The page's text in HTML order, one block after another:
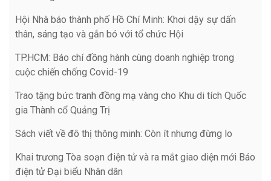
Hội Nhà báo thành phố Hồ Chí Minh: Khơi dậy sự dấn
thân, sáng tạo và gắn bó với tổ chức Hội
TP.HCM: Báo chí đồng hành cùng doanh nghiệp trong
cuộc chiến chống Covid-19
Trao tặng bức tranh đồng mạ vàng cho Khu di tích Quốc
gia Thành cổ Quảng Trị
Sách viết về đô thị thông minh: Còn ít nhưng đừng lo
Khai trương Tòa soạn điện tử và ra mắt giao diện mới Báo
điện tử Đại biểu Nhân dân